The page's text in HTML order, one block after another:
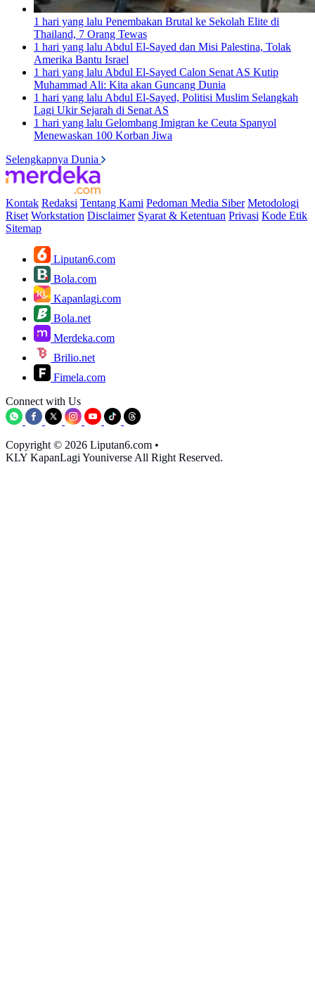
1 hari yang lalu Penembakan Brutal ke Sekolah Elite di
Thailand, 7 Orang Tewas
1 hari yang laluAbdul El-Sayed dan Misi Palestina, Tolak
Amerika Bantu Israel
1 hari yang laluAbdul El-Sayed Calon Senat AS Kutip
Muhammad Ali: Kita akan Guncang Dunia
1 hari yang laluAbdul El-Sayed, Politisi Muslim Selangkah
Lagi Ukir Sejarah di Senat AS
1 hari yang lalu Gelombang Imigran ke Ceuta Spanyol
Menewaskan 100 Korban Jiwa
Selengkapnya Dunia
Kontak Redaksi Tentang Kami Pedoman Media Siber Metodologi
Riset Workstation Disclaimer Syarat & Ketentuan Privasi Kode Etik
Sitemap
Liputan6.com
Bola.com
Kapanlagi.com
Bola.net
Merdeka.com
Brilio.net
Fimela.com
Connect with Us
Copyright © 2026 Liputan6.com •
KLY KapanLagi Youniverse All Right Reserved.